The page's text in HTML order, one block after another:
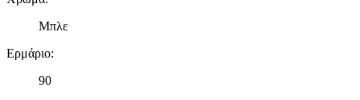
Μπλε
Ερμάριο:
90